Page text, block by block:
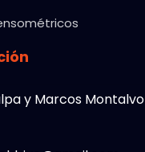
y Marcos Montalvo